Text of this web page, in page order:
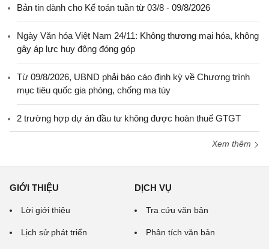
Bản tin dành cho Kế toán tuần từ 03/8 - 09/8/2026
Ngày Văn hóa Việt Nam 24/11: Không thương mại hóa, không
gây áp lực huy động đóng góp
Từ 09/8/2026, UBND phải báo cáo định kỳ về Chương trình
mục tiêu quốc gia phòng, chống ma túy
2 trường hợp dự án đầu tư không được hoàn thuế GTGT
Xem thêm
GIỚI THIỆU
Lời giới thiệu
Lịch sử phát triển
DỊCH VỤ
Tra cứu văn bản
Phân tích văn bản